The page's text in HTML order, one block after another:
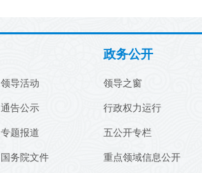
领导活动
通告公示
专题报道
国务院文件
政务公开
领导之窗
行政权力运行
五公开专栏
重点领域信息公开